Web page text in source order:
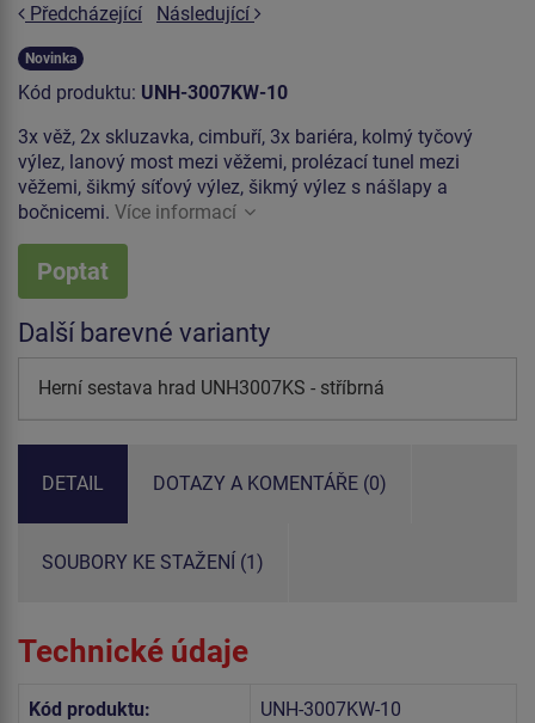
Předcházející
Následující
Novinka
Kód produktu: UNH-3007KW-10
3x věž, 2x skluzavka, cimbuří, 3x bariéra, kolmý tyčový
výlez, lanový most mezi věžemi, prolézací tunel mezi
věžemi, šikmý síťový výlez, šikmý výlez s nášlapy a
bočnicemi. Více informací
Poptat
Další barevné varianty
Herní sestava hrad UNH3007KS - stříbrná
DETAIL DOTAZY A KOMENTÁŘE (0)
SOUBORY KE STAŽENÍ (1)
Technické údaje
Kód produktu: UNH-3007KW-10